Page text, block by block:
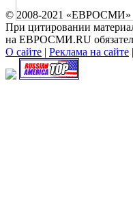
© 2008-2021 «ЕВРОСМИ»
При цитировании
на ЕВРОСМИ.RU
О сайте | Реклама на сайте |